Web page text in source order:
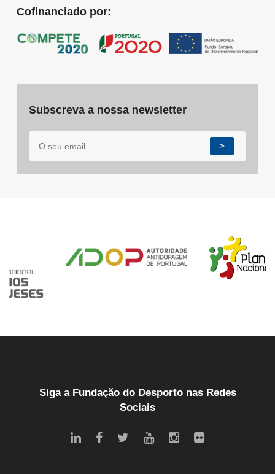
Cofinanciado por:
Subscreva a nossa newsletter
>
Siga a Fundação do Desporto nas Redes
Sociais